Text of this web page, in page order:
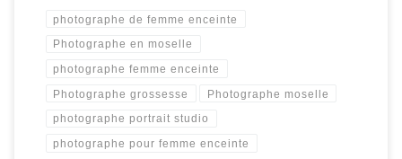
photographe de femme enceinte
Photographe en moselle
photographe femme enceinte
Photographe grossesse Photographe moselle
photographe portrait studio
photographe pour femme enceinte